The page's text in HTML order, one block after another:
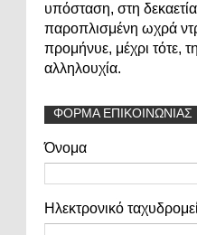
υπόσταση, στη
παροπλισμένη ωχρά
προμήνυε, μέχρι τότε,
αλληλουχία.
ΦΟΡΜΑ ΕΠΙΚΟΙΝΩΝΙΑΣ
Όνομα
Ηλεκτρονικό